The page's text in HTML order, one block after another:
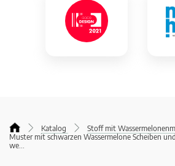
Katalog Stoff mit
Muster mit schwarzen Wassermelone Scheiben
we...